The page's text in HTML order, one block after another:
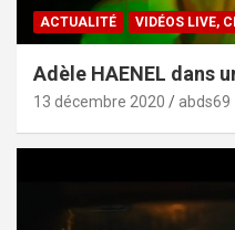
ACTUALITÉ VIDÉOS LIVE,
Adèle HAENEL dans
13 décembre 2020 abds69